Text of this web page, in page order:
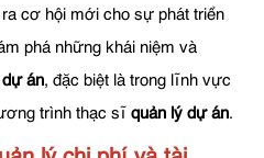
cơ hội mới cho sự phát triển
phá những khái niệm và
án, đặc biệt là trong lĩnh vực
trình thạc sĩ quản lý dự án.